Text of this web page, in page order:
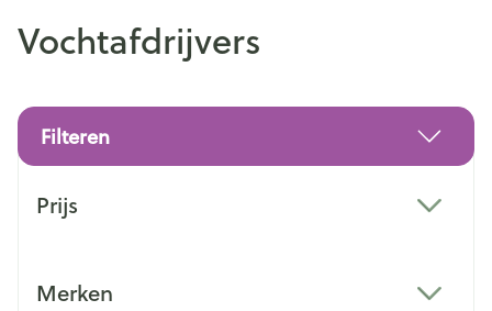
Vochtafdrijvers
Filteren
Prijs
Merken